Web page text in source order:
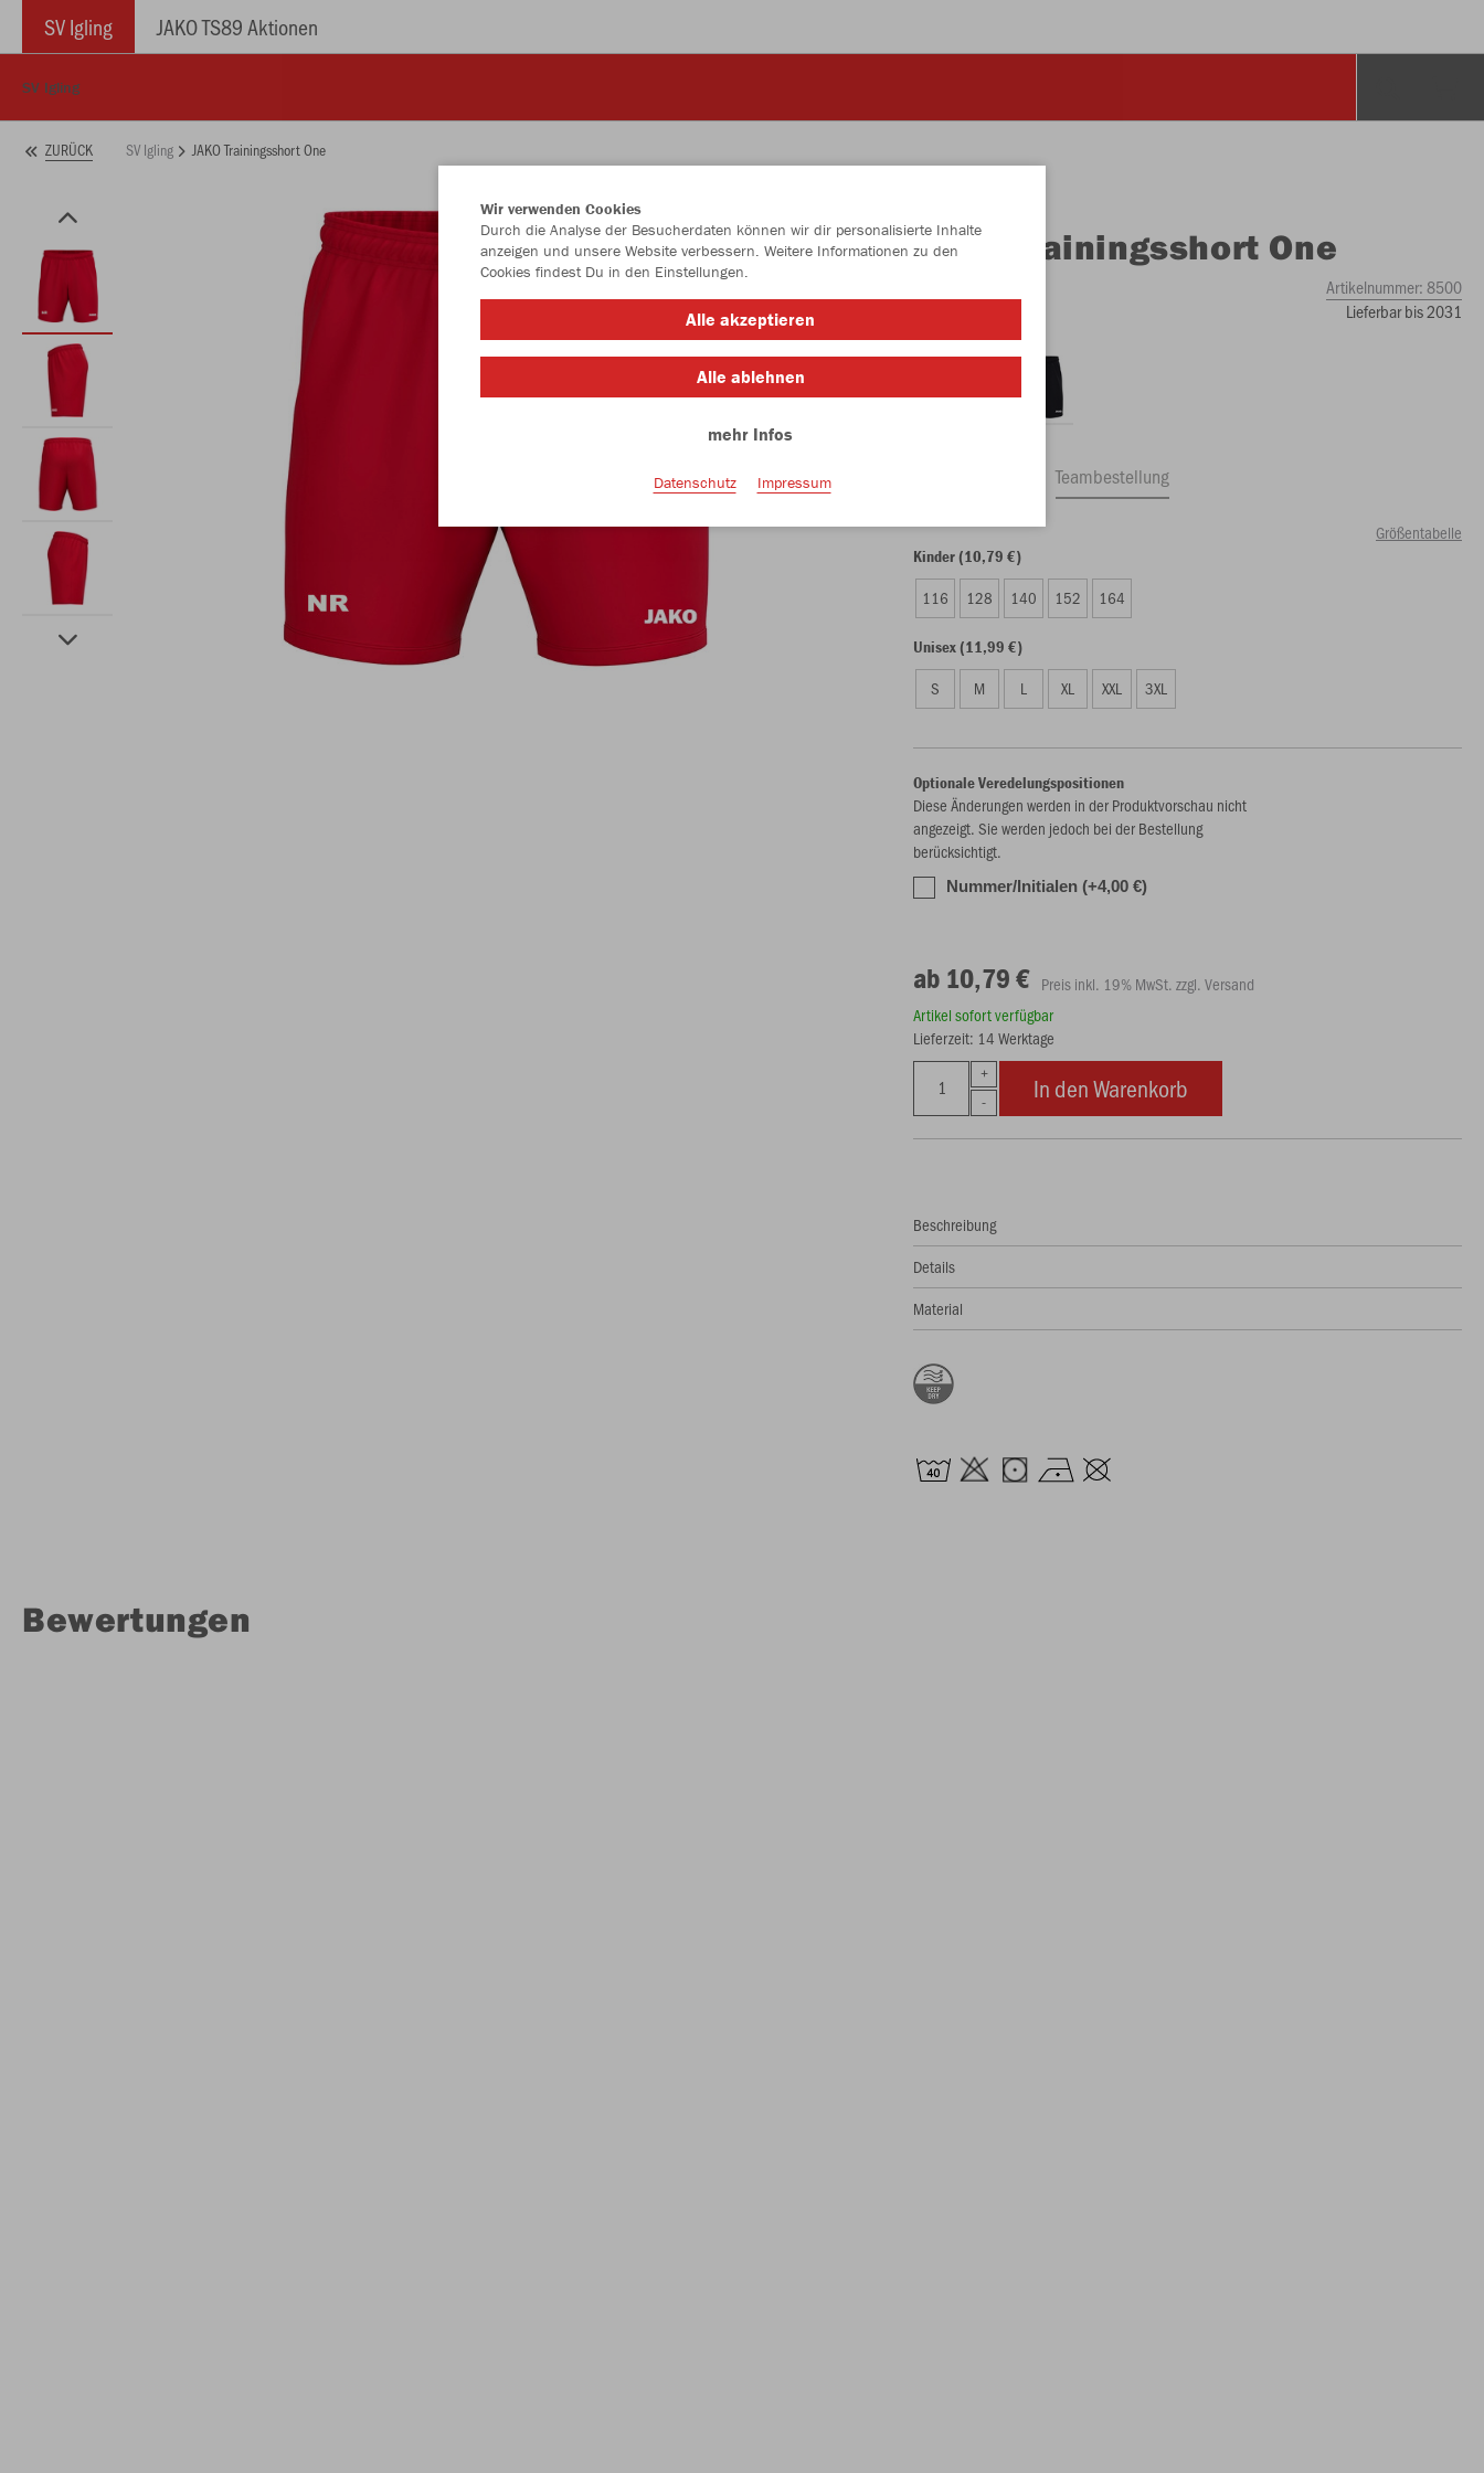
SV Igling JAKO TS89 Aktionen
SV Igling
ZURÜCK SV Igling JAKO Trainingsshort One
JAKO Trainingsshort One
Artikelnummer:8500
Lieferbar bis 2031
Teambestellung
Größentabelle
Kinder (10,79 €)
116 128 140 152 164
Unisex (11,99 €)
S M L XL XXL 3XL
Optionale Veredelungspositionen
Diese Änderungen werden in der Produktvorschau nicht
angezeigt. Sie werden jedoch bei der Bestellung
berücksichtigt.
Nummer/Initialen (+4,00 €)
ab 10,79 € Preis inkl. 19% MwSt. zzgl. Versand
Artikel sofort verfügbar
Lieferzeit: 14 Werktage
In den Warenkorb
Beschreibung
Details
Material
Bewertungen
Wir verwenden Cookies
Durch die Analyse der Besucherdaten können wir dir personalisierte Inhalte
anzeigen und unsere Website verbessern. Weitere Informationen zu den
Cookies findest Du in den Einstellungen.
Alle akzeptieren
Alle ablehnen
mehr Infos
Datenschutz Impressum